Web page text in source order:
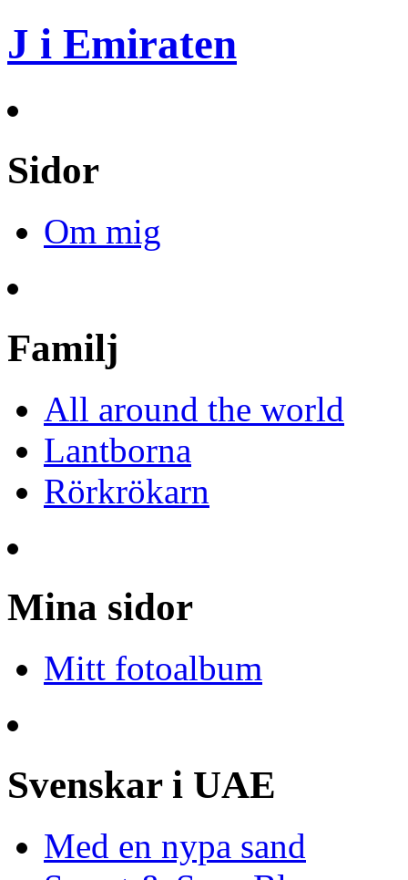
J i Emiraten
Sidor
Om mig
Familj
All around the world
Lantborna
Rörkrökarn
Mina sidor
Mitt fotoalbum
Svenskar i UAE
Med en nypa sand